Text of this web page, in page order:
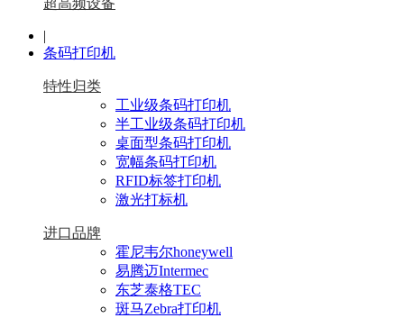
|
条码打印机
特性归类
工业级条码打印机
半工业级条码打印机
桌面型条码打印机
宽幅条码打印机
RFID标签打印机
激光打标机
进口品牌
霍尼韦尔honeywell
易腾迈Intermec
东芝泰格TEC
斑马Zebra打印机